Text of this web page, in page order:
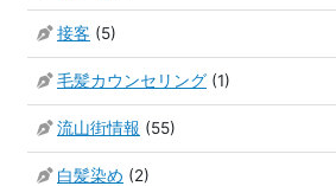
接客 (5)
毛髪カウンセリング (1)
流山街情報 (55)
白髪染め (2)